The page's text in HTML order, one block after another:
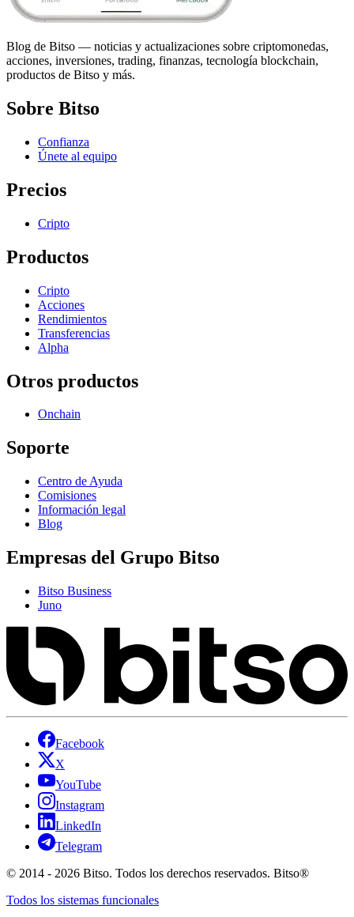
Blog de Bitso — noticias y actualizaciones sobre criptomonedas,
acciones, inversiones, trading, finanzas, tecnología blockchain,
productos de Bitso y más.
Sobre Bitso
Confianza
Únete al equipo
Precios
Cripto
Productos
Cripto
Acciones
Rendimientos
Transferencias
Alpha
Otros productos
Onchain
Soporte
Centro de Ayuda
Comisiones
Información legal
Blog
Empresas del Grupo Bitso
Bitso Business
Juno
Facebook
X
YouTube
Instagram
LinkedIn
Telegram
© 2014 - 2026 Bitso. Todos los derechos reservados. Bitso®
Todos los sistemas funcionales